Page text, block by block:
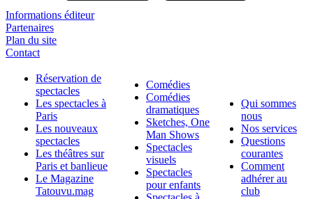
Informations éditeur
Partenaires
Plan du site
Contact
Réservation de
spectacles
Les spectacles à
Paris
Les nouveaux
spectacles
Les théâtres sur
Paris et banlieue
Le Magazine
Tatouvu.mag
Comédies
Comédies
dramatiques
Sketches, One
Man Shows
Spectacles
visuels
Spectacles
pour enfants
Qui sommes
nous
Nos services
Questions
courantes
Comment
adhérer au
club